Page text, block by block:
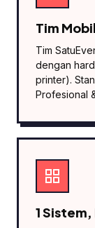
Tim
Tim
dengan
printer).
Profesional
1